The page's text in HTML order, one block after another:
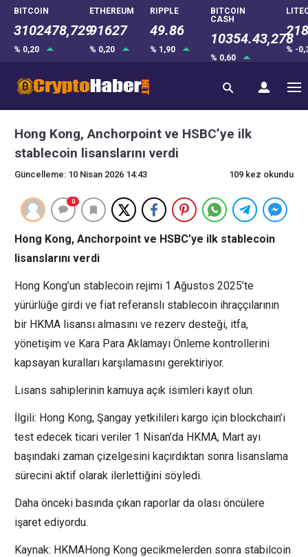
BITCOIN
3102478,729
% 0,20
ETHEREUM
91627
% 0,20
RIPPLE
49.86
% 1,90
BITCOIN
CASH
10354.43,278
% 0,60
% -
Hong Kong, Anchorpoint ve HSBC’ye ilk
stablecoin lisanslarını verdi
Güncelleme: 10 Nisan 2026 14:43 109 kez okundu
0
Hong Kong, Anchorpoint ve HSBC’ye ilk stablecoin
lisanslarını verdi
Hong Kong’un stablecoin rejimi 1 Ağustos 2025’te
yürürlüğe girdi ve fiat referanslı stablecoin ihraççılarının
bir HKMA lisansı almasını ve rezerv desteği, itfa,
yönetişim ve Kara Para Aklamayı Önleme kontrollerini
kapsayan kuralları karşılamasını gerektiriyor.
Lisans sahiplerinin kamuya açık isimleri kayıt olun.
İlgili: Hong Kong, Şangay yetkilileri kargo için blockchain’i
test edecek ticari veriler 1 Nisan’da HKMA, Mart ayı
başındaki zaman çizelgesini kaçırdıktan sonra lisanslama
sürecini aktif olarak ilerlettiğini söyledi.
Daha önceki basında çıkan raporlar da olası öncülere
işaret ediyordu.
Kaynak: HKMAHong Kong gecikmelerden sonra stabilcoin